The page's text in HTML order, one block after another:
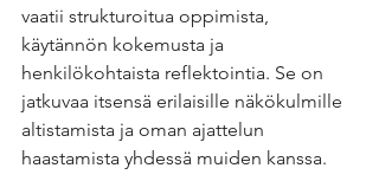
vaatii strukturoitua oppimista,
käytännön kokemusta ja
henkilökohtaista reflektointia. Se on
jatkuvaa itsensä erilaisille näkökulmille
altistamista ja oman ajattelun
haastamista yhdessä muiden kanssa.